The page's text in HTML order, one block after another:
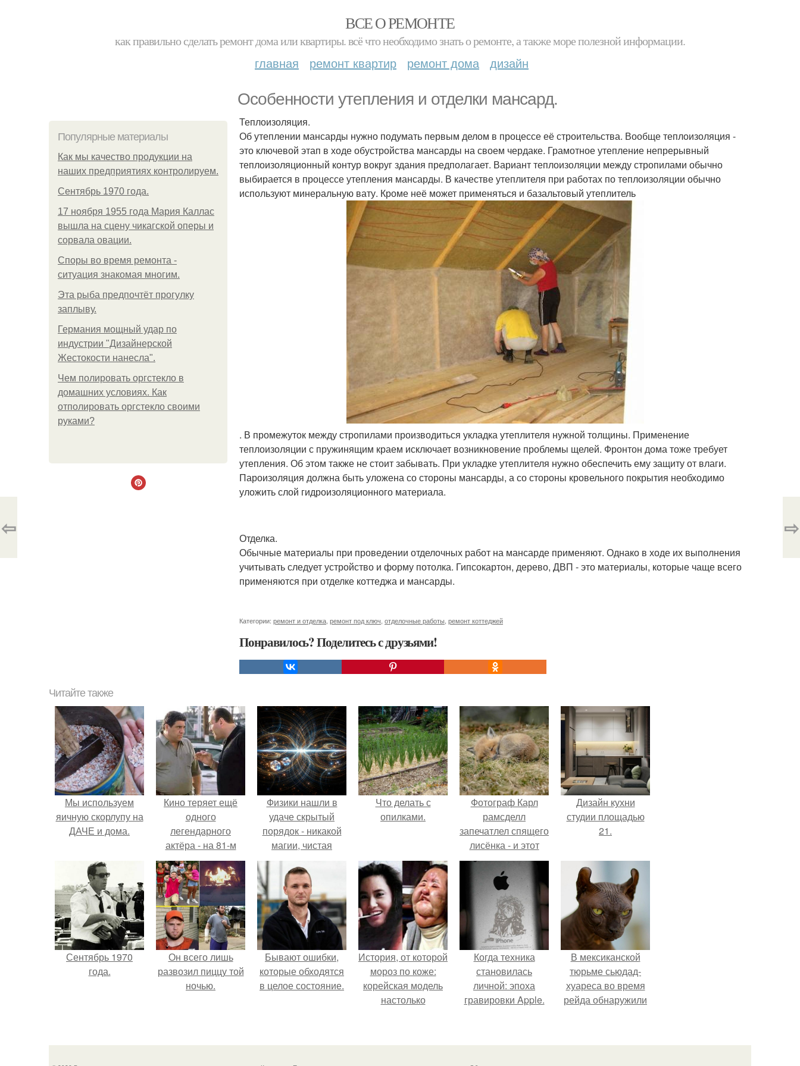
ВСЕ О РЕМОНТЕ
как правильно сделать ремонт дома или квартиры. всё что необходимо знать о ремонте, а также море полезной информации.
главная ремонт квартир ремонт дома дизайн
Особенности утепления и отделки мансард.
Популярные материалы
Как мы качество продукции на
наших предприятиях контролируем.
Сентябрь 1970 года.
17 ноября 1955 года Мария Каллас
вышла на сцену чикагской оперы и
сорвала овации.
Споры во время ремонта -
ситуация знакомая многим.
Эта рыба предпочтёт прогулку
заплыву.
Германия мощный удар по
индустрии "Дизайнерской
Жестокости нанесла".
Чем полировать оргстекло в
домашних условиях. Как
отполировать оргстекло своими
руками?
Теплоизоляция.
Об утеплении мансарды нужно подумать первым делом в процессе её строительства. Вообще теплоизоляция -
это ключевой этап в ходе обустройства мансарды на своем чердаке. Грамотное утепление непрерывный
теплоизоляционный контур вокруг здания предполагает. Вариант теплоизоляции между стропилами обычно
выбирается в процессе утепления мансарды. В качестве утеплителя при работах по теплоизоляции обычно
используют минеральную вату. Кроме неё может применяться и базальтовый утеплитель
. В промежуток между стропилами производиться укладка утеплителя нужной толщины. Применение
теплоизоляции с пружинящим краем исключает возникновение проблемы щелей. Фронтон дома тоже требует
утепления. Об этом также не стоит забывать. При укладке утеплителя нужно обеспечить ему защиту от влаги.
Пароизоляция должна быть уложена со стороны мансарды, а со стороны кровельного покрытия необходимо
уложить слой гидроизоляционного материала.
Отделка.
Обычные материалы при проведении отделочных работ на мансарде применяют. Однако в ходе их выполнения
учитывать следует устройство и форму потолка. Гипсокартон, дерево, ДВП - это материалы, которые чаще всего
применяются при отделке коттеджа и мансарды.
Категории: ремонт и отделка ремонт под ключ отделочные работы ремонт коттеджей
Понравилось? Поделитесь с друзьями!
⇦ ⇨
Читайте также
Мы используем
яичную скорлупу на
ДАЧЕ и дома.
Кино теряет ещё
одного
легендарного
актёра - на 81-м
году жизни не стало
Винсента пасторе.
Физики нашли в
удаче скрытый
порядок - никакой
магии, чистая
квантовая
механика.
Что делать с
опилками.
Фотограф Карл
рамсделл
запечатлел спящего
лисёнка - и этот
кадр способен
растопить даже
самое суровое
сердце.
Дизайн кухни
студии площадью
21.
Сентябрь 1970
года.
Он всего лишь
развозил пиццу той
ночью.
Бывают ошибки,
которые обходятся
в целое состояние.
История, от которой
мороз по коже:
корейская модель
настолько
вколола себе в
Когда техника
становилась
личной: эпоха
гравировки Apple.
В мексиканской
тюрьме сьюдад-
хуареса во время
рейда обнаружили
татуировками.